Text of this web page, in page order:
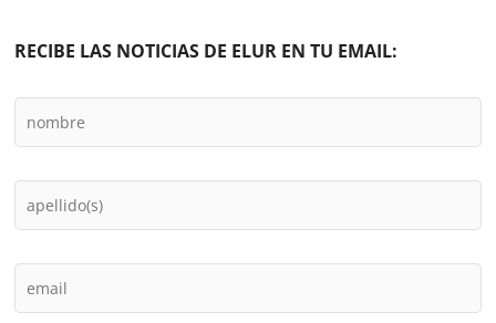
RECIBE LAS NOTICIAS DE ELUR EN TU EMAIL: